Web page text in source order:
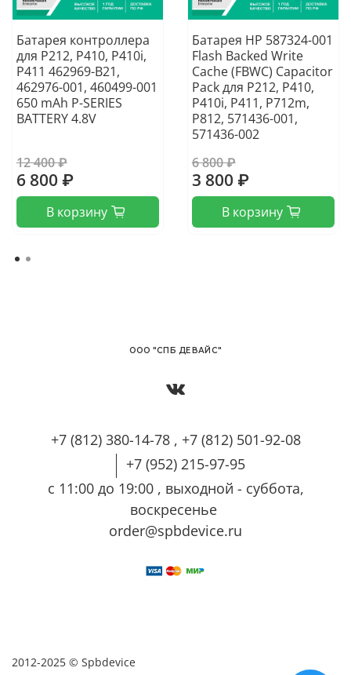
Батарея контроллера
для P212, P410, P410i,
P411 462969-B21,
462976-001, 460499-001
650 mAh P-SERIES
BATTERY 4.8V
12 400 ₽
6 800 ₽
В корзину
Батарея HP 587324-001
Flash Backed Write
Cache (FBWC) Capacitor
Pack для P212, P410,
P410i, P411, P712m,
P812, 571436-001,
571436-002
6 800 ₽
3 800 ₽
В корзину
+7 (812) 380-14-78 , +7 (812) 501-92-08
+7 (952) 215-97-95
с 11:00 до 19:00 , выходной - суббота,
воскресенье
order@spbdevice.ru
OОО "СПБ ДЕВАЙС"
2012-2025 © Spbdevice